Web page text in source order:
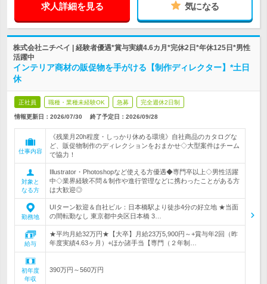
求人詳細を見る 気になる
株式会社ニチベイ | 経験者優遇*賞与実績4.6カ月*完休2日*年休125日*男性
活躍中
インテリア商材の販促物を手がける【制作ディレクター】*土日
休
正社員 職種・業種未経験OK 急募 完全週休2日制
情報更新日：2026/07/30 終了予定日： 2026/09/28
仕事内容
《残業月20h程度・しっかり休める環境》自社商品のカタログな
ど、販促物制作のディレクションをおまかせ◇大型案件はチーム
で協力！
対象と
なる方
Illustrator・Photoshopなど使える方優遇◆専門卒以上◇男性活躍
中◇業界経験不問＆制作や進行管理などに携わったことがある方
は大歓迎◎
勤務地
UIターン歓迎＆自社ビル：日本橋駅より徒歩4分の好立地 ★当面
の間転勤なし 東京都中央区日本橋 3…
給与
★平均月給32万円★【大卒】月給23万5,900円～+賞与年2回（昨
年度実績4.63ヶ月）+ほか諸手当【専門（２年制…
初年度
年収
390万円～560万円